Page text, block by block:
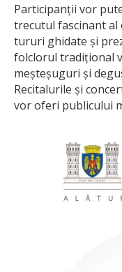
Participanții vor
trecutul fascinant
tururi ghidate și
folclorul tradițional
meșteșuguri și
Recitalurile și
vor oferi publicului